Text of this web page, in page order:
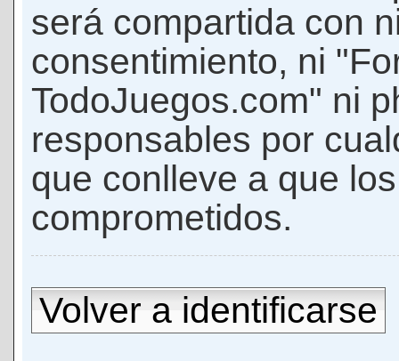
será compartida con
consentimiento, ni
TodoJuegos.com" ni
responsables por
que conlleve a que
comprometidos.
Volver a identificarse